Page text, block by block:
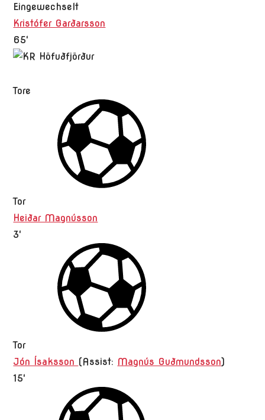
Eingewechselt
Kristófer Garðarsson
65'
Tore
Tor
Heiðar Magnússon
3'
Tor
Jón Ísaksson (Assist: Magnús Guðmundsson)
15'